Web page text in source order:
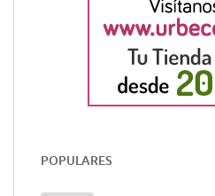
POPULARES